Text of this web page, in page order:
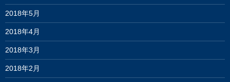
2018年5月
2018年4月
2018年3月
2018年2月